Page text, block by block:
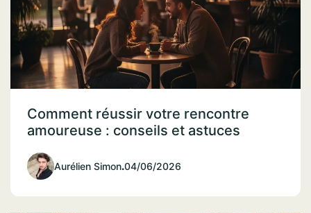
Comment réussir votre rencontre
amoureuse : conseils et astuces
Aurélien Simon.04/06/2026